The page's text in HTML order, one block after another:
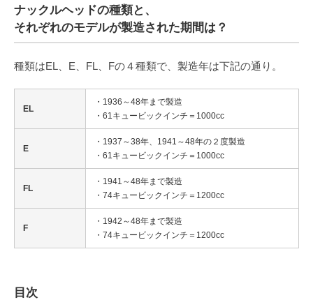
ナックルヘッドの種類と、
それぞれのモデルが製造された期間は？
種類はEL、E、FL、Fの４種類で、製造年は下記の通り。
EL
・1936～48年まで製造
・61キュービックインチ＝1000cc
E
・1937～38年、1941～48年の２度製造
・61キュービックインチ＝1000cc
FL
・1941～48年まで製造
・74キュービックインチ＝1200cc
F
・1942～48年まで製造
・74キュービックインチ＝1200cc
目次